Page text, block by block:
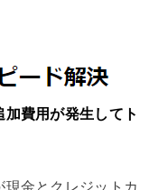
費用が発生してト